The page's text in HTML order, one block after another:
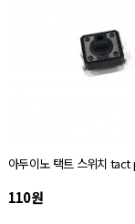
110원